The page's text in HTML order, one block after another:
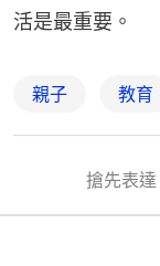
活是最重要。
親子 教育
搶先表達